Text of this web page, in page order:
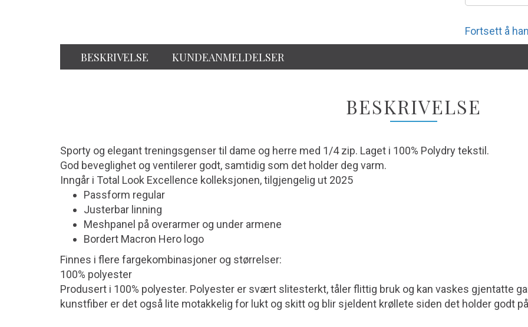
Fortsett å
BESKRIVELSE KUNDEANMELDELSER
BESKRIVELSE
Sporty og elegant treningsgenser til dame og herre med 1/4 zip. Laget i 100% Polydry tekstil.
God beveglighet og ventilerer godt, samtidig som det holder deg varm.
Inngår i Total Look Excellence kolleksjonen, tilgjengelig ut 2025
Passform regular
Justerbar linning
Meshpanel på overarmer og under armene
Bordert Macron Hero logo
Finnes i flere fargekombinasjoner og størrelser:
100% polyester
Produsert i 100% polyester. Polyester er svært slitesterkt, tåler flittig bruk og kan vaskes gjentatte
kunstfiber er det også lite motakkelig for lukt og skitt og blir sjeldent krøllete siden det holder godt